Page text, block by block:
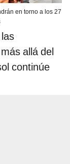
en torno a los 27
allá del
continúe